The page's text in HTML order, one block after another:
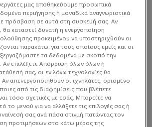
Cosmote TV, o Ρουμάνος
λόγο για βραδιά-ντροπή στην
του Βορρά» και για
νύχτα», όπως είπε
μας αποθηκεύουμε προσωπικά
περιήγησης ή μοναδικά αναγνωριστικά
πρόσβαση σε αυτά στη συσκευή σας. Αν
θα καταστεί δυνατή η ενεργοποίηση
προκειμένου να υποστηριχθούν οι
παρακάτω, για τους οποίους εμείς και οι
τα δεδομένα με σκοπό την
επιλέξετε Απόρριψη όλων όλων ή
σας, οι εν λόγω τεχνολογίες θα
απενεργοποιηθούν οι ιχνηλάτες, ορισμένο
από τις διαφημίσεις που βλέπετε
τόσο σχετικές με εσάς. Μπορείτε να
το μενού για να αλλάξετε τις επιλογές σας ή
σας ανά πάσα στιγμή πατώντας τον
προτιμήσεων στο κάτω μέρος της